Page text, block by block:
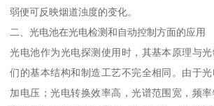
弱便可反映烟道浊度的变化。
二、光电池在光电检测和自动控制方面的应用
光电池作为光电探测使用时，其基本原理与
们的基本结构和制造工艺不完全相同。由于
加电压；光电转换效率高，光谱范围宽，频率